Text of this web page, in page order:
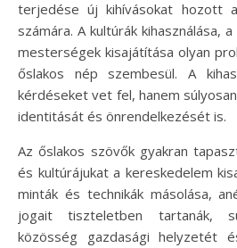
terjedése új kihívásokat hozott
számára. A kultúrák kihasználása,
mesterségek kisajátítása olyan
őslakos nép szembesül. A
kérdéseket vet fel, hanem
identitását és önrendelkezését is.
Az őslakos szövők gyakran
és kultúrájukat a kereskedelem
minták és technikák másolása,
jogait tiszteletben tartanák,
közösség gazdasági helyzetét